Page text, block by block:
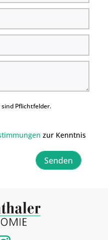
Pflichtfelder.
zur Kenntnis
Senden